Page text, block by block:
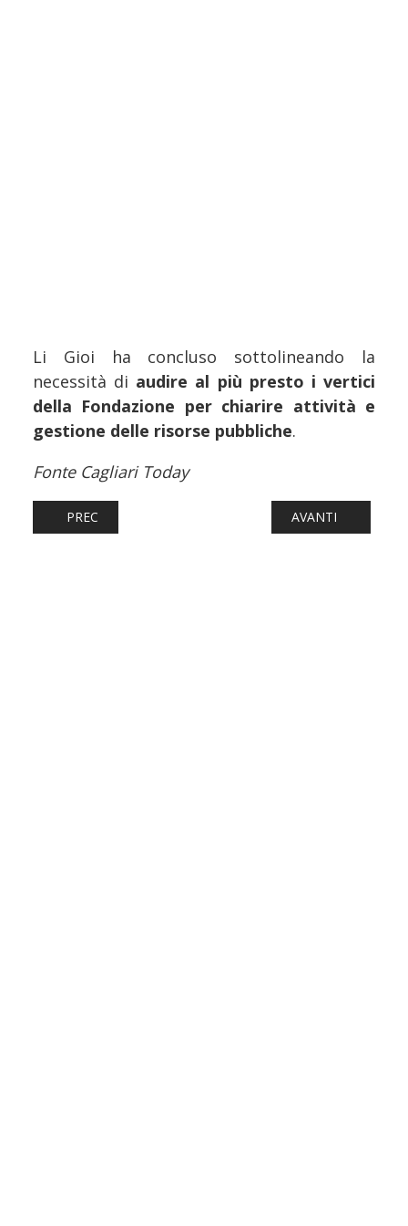
Li Gioi ha concluso sottolineando la
necessità di audire al più presto i vertici
della Fondazione per chiarire attività e
gestione delle risorse pubbliche.
Fonte Cagliari Today
ARTICOLO PRECEDENTE: FERROVIE: INTERCITY,
PREC ARTICOLO
AVANTI